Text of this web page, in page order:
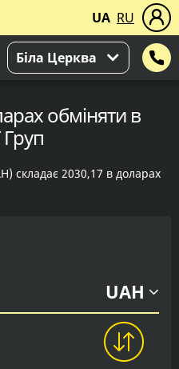
UA RU
Біла Церква
обміняти в
Груп
складає 2030,17 в доларах
UAH